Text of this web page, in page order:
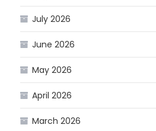
July 2026
June 2026
May 2026
April 2026
March 2026